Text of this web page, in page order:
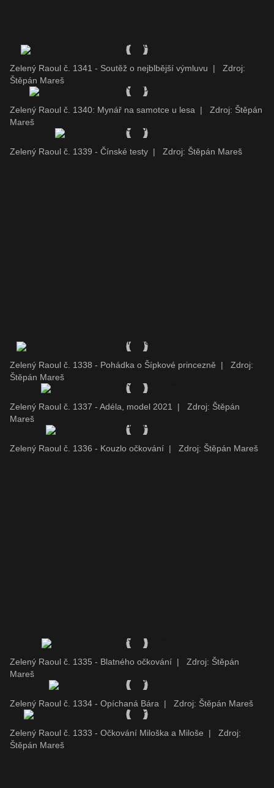
Zelený Raoul č. 1341 - Soutěž o nejblbější výmluvu |
Zdroj:
Štěpán Mareš
Zelený Raoul č. 1340: Mynář na samotce u lesa |
Zdroj: Štěpán
Mareš
Zelený Raoul č. 1339 - Čínské testy | Zdroj: Štěpán Mareš
Zelený Raoul č. 1338 - Pohádka o Šípkové princezně |
Zdroj:
Štěpán Mareš
Zelený Raoul č. 1337 - Adéla, model 2021 |
Zdroj: Štěpán
Mareš
Zelený Raoul č. 1336 - Kouzlo očkování | Zdroj: Štěpán Mareš
Zelený Raoul č. 1335 - Blatného očkování |
Zdroj: Štěpán
Mareš
Zelený Raoul č. 1334 - Opíchaná Bára | Zdroj: Štěpán Mareš
Zelený Raoul č. 1333 - Očkování Miloška a Miloše |
Zdroj:
Štěpán Mareš